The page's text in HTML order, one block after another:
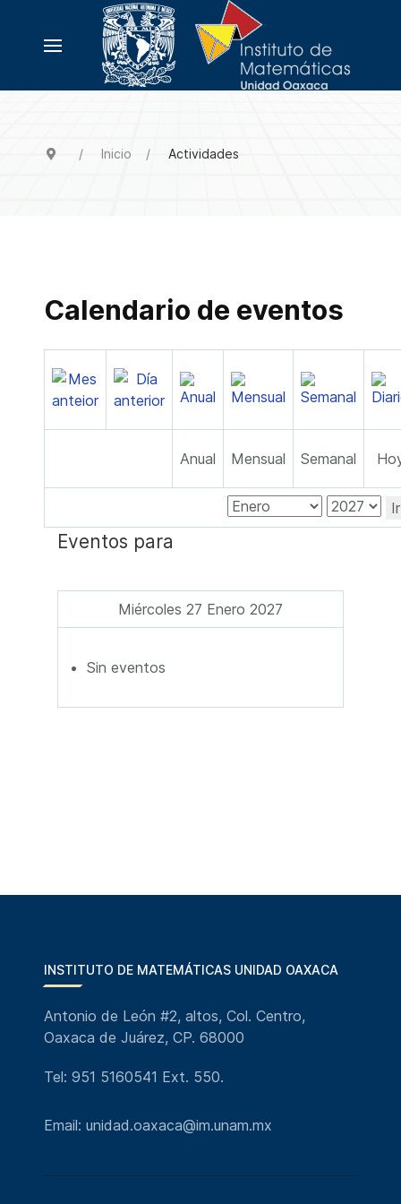
Inicio Actividades
Calendario de eventos
Anual Mensual Semanal
Eventos para
Miércoles 27 Enero 2027
Sin eventos
INSTITUTO DE MATEMÁTICAS UNIDAD OAXACA
Antonio de León #2, altos, Col. Centro,
Oaxaca de Juárez, CP. 68000
Tel: 951 5160541 Ext. 550.
Email: unidad.oaxaca@im.unam.mx